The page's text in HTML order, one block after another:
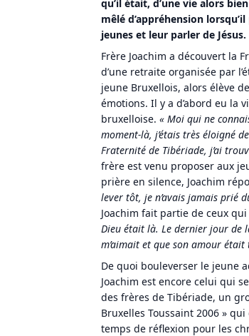
qu’il était, d’une vie alors
mêlé d’appréhension
jeunes et leur parler de
Frère Joachim a découvert la
d’une retraite organisée par
jeune Bruxellois, alors élève
émotions. Il y a d’abord eu la
bruxelloise. « Moi qui ne
moment-là, j’étais très éloigné
Fraternité de Tibériade, j’ai
frère est venu proposer aux
prière en silence, Joachim
lever tôt, je n’avais jamais prié
Joachim fait partie de ceux
Dieu était là. Le dernier jour de
m’aimait et que son amour
De quoi bouleverser le jeune
Joachim est encore celui qui
des frères de Tibériade, un
Bruxelles Toussaint 2006 »
temps de réflexion pour les